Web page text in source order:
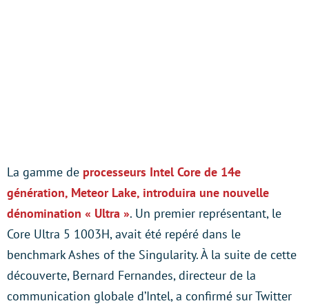
La gamme de processeurs Intel Core de 14e
génération, Meteor Lake, introduira une nouvelle
dénomination « Ultra ». Un premier représentant, le
Core Ultra 5 1003H, avait été repéré dans le
benchmark Ashes of the Singularity. À la suite de cette
découverte, Bernard Fernandes, directeur de la
communication globale d’Intel, a confirmé sur Twitter